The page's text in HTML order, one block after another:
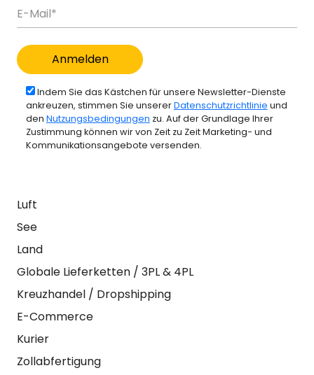
Indem Sie das Kästchen für unsere Newsletter-Dienste
ankreuzen, stimmen Sie unsererDatenschutzrichtlinie und
den Nutzungsbedingungen zu. Auf der Grundlage Ihrer
Zustimmung können wir von Zeit zu Zeit Marketing- und
Kommunikationsangebote versenden.
Luft
See
Land
Globale Lieferketten / 3PL & 4PL
Kreuzhandel / Dropshipping
E-Commerce
Kurier
Zollabfertigung